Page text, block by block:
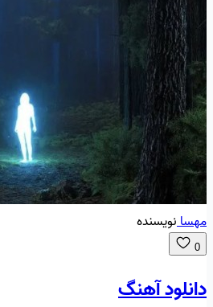
مهسانویسنده
0
دانلود آهنگ